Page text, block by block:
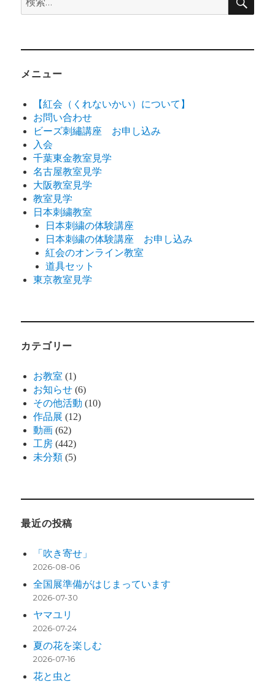
索:
メニュー
【紅会（くれないかい）について】
お問い合わせ
ビーズ刺繡講座 お申し込み
入会
千葉東金教室見学
名古屋教室見学
大阪教室見学
教室見学
日本刺繍教室
日本刺繍の体験講座
日本刺繍の体験講座 お申し込み
紅会のオンライン教室
道具セット
東京教室見学
カテゴリー
お教室 (1)
お知らせ (6)
その他活動 (10)
作品展 (12)
動画 (62)
工房 (442)
未分類 (5)
最近の投稿
「吹き寄せ」
2026-08-06
全国展準備がはじまっています
2026-07-30
ヤマユリ
2026-07-24
夏の花を楽しむ
2026-07-16
花と虫と